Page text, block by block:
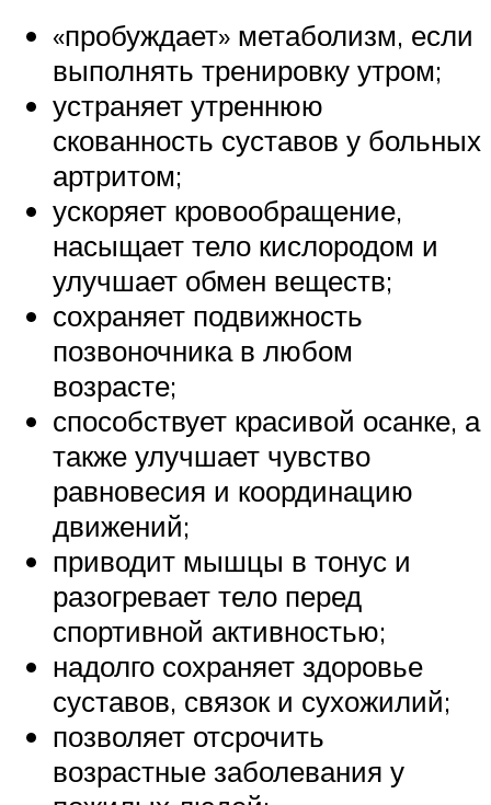
«пробуждает» метаболизм, если
выполнять тренировку утром;
устраняет утреннюю
скованность суставов у больных
артритом;
ускоряет кровообращение,
насыщает тело кислородом и
улучшает обмен веществ;
сохраняет подвижность
позвоночника в любом
возрасте;
способствует красивой осанке, а
также улучшает чувство
равновесия и координацию
движений;
приводит мышцы в тонус и
разогревает тело перед
спортивной активностью;
надолго сохраняет здоровье
суставов, связок и сухожилий;
позволяет отсрочить
возрастные заболевания у